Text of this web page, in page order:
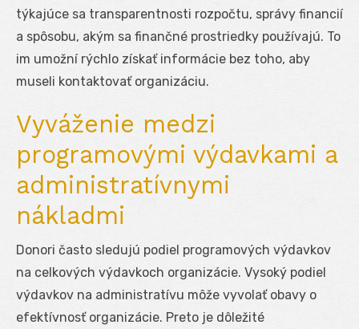
týkajúce sa transparentnosti rozpočtu, správy financií
a spôsobu, akým sa finančné prostriedky používajú. To
im umožní rýchlo získať informácie bez toho, aby
museli kontaktovať organizáciu.
Vyváženie medzi
programovými výdavkami a
administratívnymi
nákladmi
Donori často sledujú podiel programových výdavkov
na celkových výdavkoch organizácie. Vysoký podiel
výdavkov na administratívu môže vyvolať obavy o
efektívnosť organizácie. Preto je dôležité